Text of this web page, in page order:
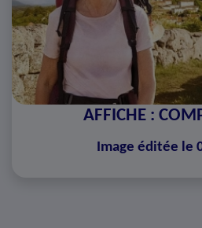
AFFICHE :
Image éditée le